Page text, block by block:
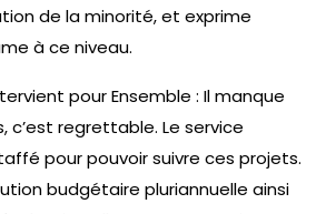
de la minorité, et exprime
à ce niveau.
pour Ensemble : Il manque
c’est regrettable. Le service
pour pouvoir suivre ces projets.
budgétaire pluriannuelle ainsi